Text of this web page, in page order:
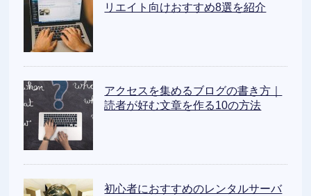
リエイト向けおすすめ8選を紹介
アクセスを集めるブログの書き方｜
読者が好む文章を作る10の方法
初心者におすすめのレンタルサーバ